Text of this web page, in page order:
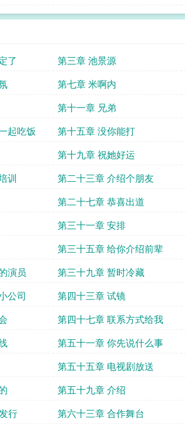
了 第三章 池景源
第七章 米啊内
第十一章 兄弟
起吃饭 第十五章 没你能打
第十九章 祝她好运
训 第二十三章 介绍个朋友
第二十七章 恭喜出道
第三十一章 安排
第三十五章 给你介绍前辈
演员 第三十九章 暂时冷藏
公司 第四十三章 试镜
第四十七章 联系方式给我
第五十一章 你先说什么事
第五十五章 电视剧放送
第五十九章 介绍
行 第六十三章 合作舞台